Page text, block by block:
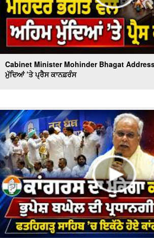
Cabinet Minister Mohinder Bhagat
ਮੁੱਦਿਆਂ ’ਤੇ ਪ੍ਰੈਸ ਕਾਨਫ਼ਰੰਸ